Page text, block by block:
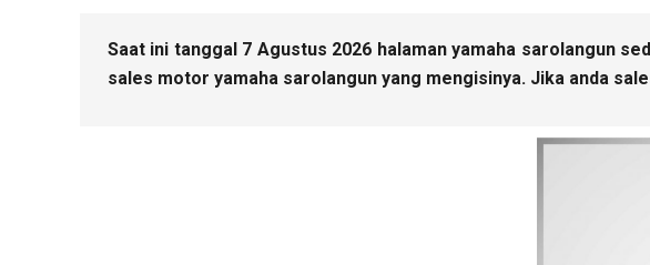
Saat ini tanggal 7 Agustus 2026 halaman yamaha sarolangun
sales motor yamaha sarolangun yang mengisinya. Jika anda